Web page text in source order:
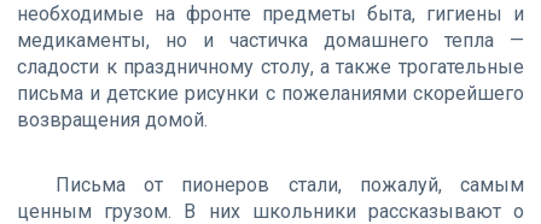
необходимые на фронте предметы быта, гигиены и
медикаменты, но и частичка домашнего тепла —
сладости к праздничному столу, а также трогательные
письма и детские рисунки с пожеланиями скорейшего
возвращения домой.
Письма от пионеров стали, пожалуй, самым
ценным грузом. В них школьники рассказывают о